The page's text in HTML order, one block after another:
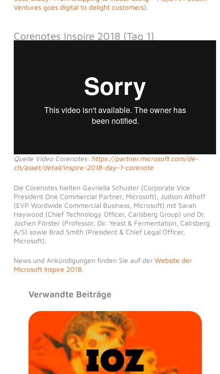
Ventures goes digital to delight customers).
Corenotes Inspire 2018 (Tag 1)
Quelle Video Corenotes: https://partner.microsoft.com/de-
ch/asset/detail/inspire-2018-day-1-corenote
Die Corenotes hielten Gavriella Schuster (Corporate Vice
President One Commercial Partner, Microsoft), Judson Althoff
(EVP Wordwide Commercial Business, Microsoft) mit Sarah
Haywood (Chief Technology Officer, Carlsberg Group) und Dr.
Jochen Förster (Professor, Dir. Yeast & Fermentation, Calrsberg
A/S) sowie Brad Smith (President & Chief Legal Officer,
Microsoft).
News und Ankündigungen finden Sie auf der Website der
Microsoft Inspire 2018.
Verwandte Beiträge